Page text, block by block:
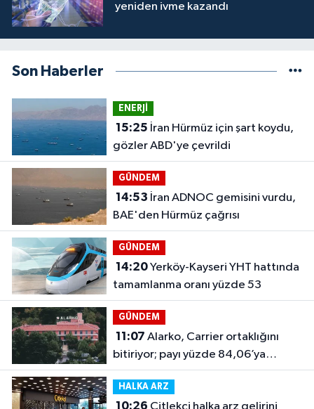
yeniden ivme kazandı
Son Haberler
ENERJİ
15:25
gözler ABD'ye çevrildi
GÜNDEM
14:53
BAE'den Hürmüz çağrısı
GÜNDEM
14:20Yerköy-Kayseri YHT hattında
tamamlanma oranı yüzde 53
GÜNDEM
11:07
bitiriyor; payı yüzde 84,06’ya
çıkacak
HALKA ARZ
10:26